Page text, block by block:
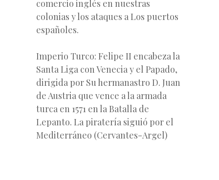
comercio inglés en nuestras
colonias y los ataques a Los puertos
españoles.
Imperio Turco: Felipe II encabeza la
Santa Liga con Venecia y el Papado,
dirigida por Su hermanastro D. Juan
de Austria que vence a la armada
turca en 1571 en la Batalla de
Lepanto. La piratería siguió por el
Mediterráneo (Cervantes-Argel)